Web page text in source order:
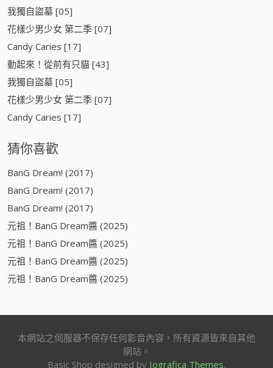
我獨自盜墓 [05]
花樣少男少女 第二季 [07]
Candy Caries [17]
動起來！從前有只貓 [43]
我獨自盜墓 [05]
花樣少男少女 第二季 [07]
Candy Caries [17]
猜你喜歡
BanG Dream! (2017)
BanG Dream! (2017)
BanG Dream! (2017)
元祖！BanG Dream醬 (2025)
元祖！BanG Dream醬 (2025)
元祖！BanG Dream醬 (2025)
元祖！BanG Dream醬 (2025)
本網站之伺服器不保存任何影音內容，所有資源皆來自其他
網站。
Basic Shop designed by Iografica Themes.